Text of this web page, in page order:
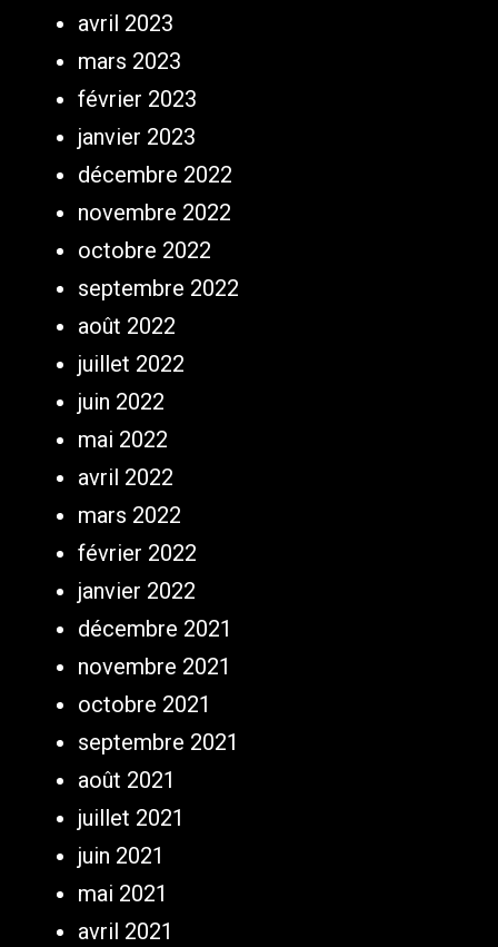
avril 2023
mars 2023
février 2023
janvier 2023
décembre 2022
novembre 2022
octobre 2022
septembre 2022
août 2022
juillet 2022
juin 2022
mai 2022
avril 2022
mars 2022
février 2022
janvier 2022
décembre 2021
novembre 2021
octobre 2021
septembre 2021
août 2021
juillet 2021
juin 2021
mai 2021
avril 2021